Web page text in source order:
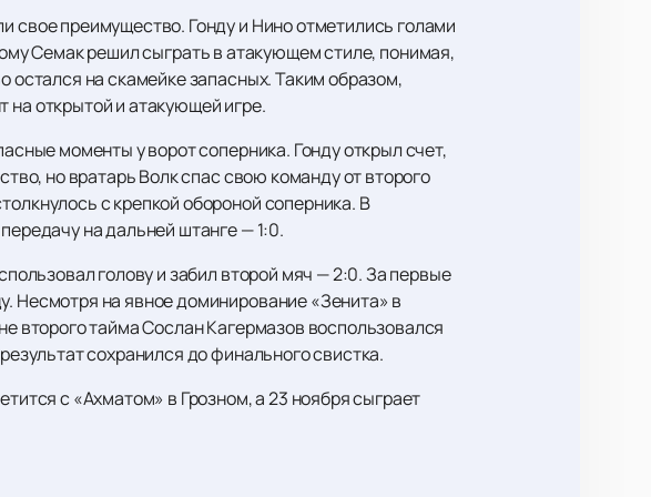
свое преимущество. Гонду и Нино отметились голами
Семак решил сыграть в атакующем стиле, понимая,
на скамейке запасных. Таким образом,
открытой и атакующей игре.
моменты у ворот соперника. Гонду открыл счет,
но вратарь Волк спас свою команду от второго
с крепкой обороной соперника. В
на дальней штанге — 1:0.
голову и забил второй мяч — 2:0. За первые
Несмотря на явное доминирование «Зенита» в
второго тайма Сослан Кагермазов воспользовался
сохранился до финального свистка.
с «Ахматом» в Грозном, а 23 ноября сыграет